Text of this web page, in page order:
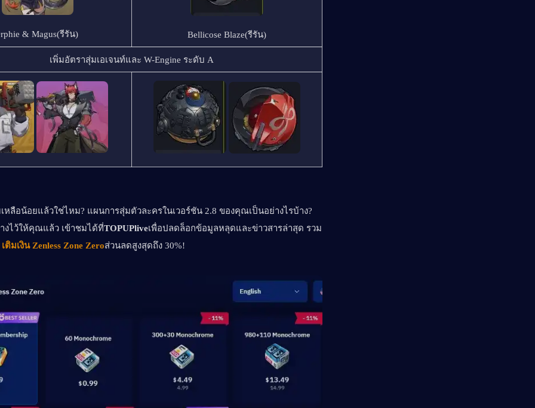
& Magus(รีรัน) Bellicose Blaze(รีรัน)
เพิ่มอัตราสุ่มเอเจนท์และ W-Engine ระดับ A
เหลือน้อยแล้วใช่ไหม? แผนการสุ่มตัวละครในเวอร์ชัน 2.8 ของคุณเป็นอย่างไรบ้าง?
งไว้ให้คุณแล้ว เข้าชมได้ที่TOPUPliveเพื่อปลดล็อกข้อมูลหลุดและข่าวสารล่าสุด รวม
เติมเงิน Zenless Zone Zeroส่วนลดสูงสุดถึง 30%!